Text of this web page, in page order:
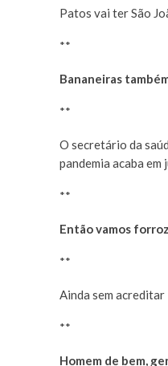
Patos vai ter São
**
Bananeiras
**
O secretário da
pandemia acaba em
**
Então vamos
**
Ainda sem
**
Homem de bem,